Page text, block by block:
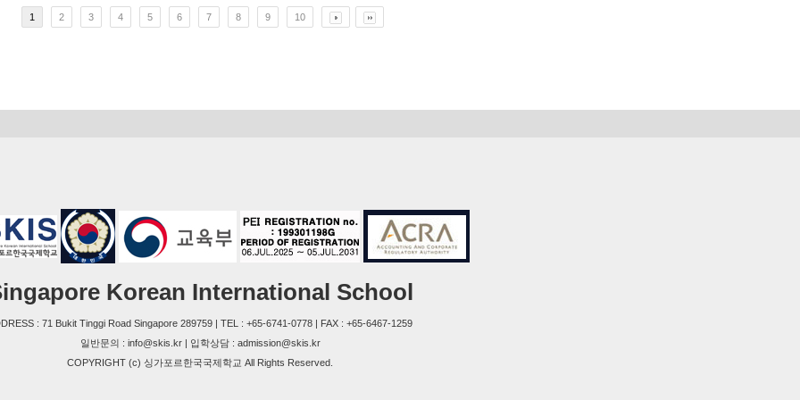
1 2 3 4 5 6 7 8 9 10
Korean International School
: 71 Bukit Tinggi Road Singapore 289759 | TEL : +65-6741-0778 | FAX : +65-6467-1259
일반문의 : info@skis.kr | 입학상담 : admission@skis.kr
COPYRIGHT (c) 싱가포르한국국제학교 All Rights Reserved.